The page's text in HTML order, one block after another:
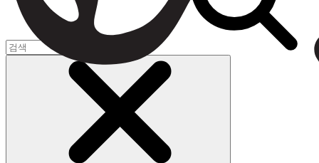
장바구니